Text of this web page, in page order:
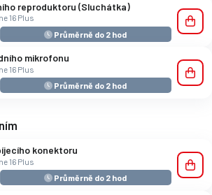
reproduktoru (Sluchátka)
16 Plus
Průměrně do 2 hod
mikrofonu
16 Plus
Průměrně do 2 hod
konektoru
16 Plus
Průměrně do 2 hod